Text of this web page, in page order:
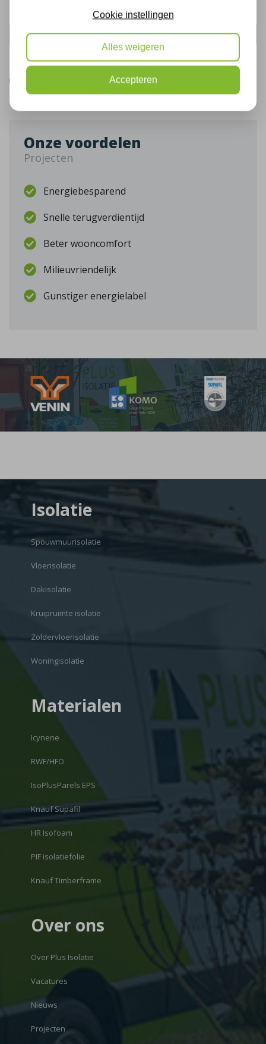
De gegevens die u hier verstrekt vallen onder ons
Onze voordelen
Projecten
Energiebesparend
Snelle terugverdientijd
Beter wooncomfort
Milieuvriendelijk
Gunstiger energielabel
Isolatie
Spouwmuurisolatie
Vloerisolatie
Dakisolatie
Kruipruimte isolatie
Zoldervloerisolatie
Woningisolatie
Materialen
Icynene
RWF/HFO
IsoPlusParels EPS
Knauf Supafil
HR Isofoam
PIF isolatiefolie
Knauf Timberframe
Over ons
Over Plus Isolatie
Vacatures
Nieuws
Projecten
Cookie instellingen
Alles weigeren
Accepteren